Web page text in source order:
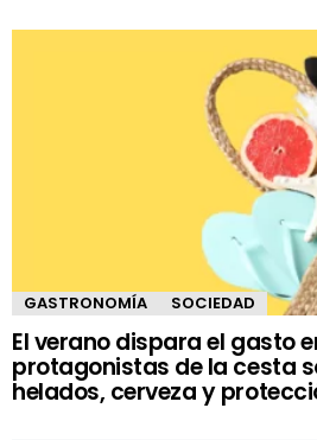
GASTRONOMÍA SOCIEDAD
El verano dispara el gasto
protagonistas de la cesta
helados, cerveza y